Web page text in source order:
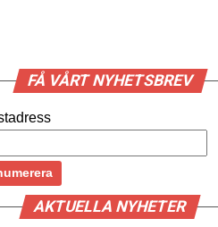
FÅ VÅRT NYHETSBREV
AKTUELLA NYHETER